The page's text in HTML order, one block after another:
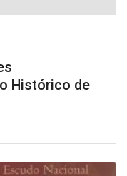
Histórico de